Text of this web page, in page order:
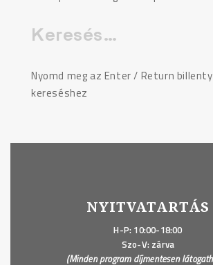
Keresés:
Nyomd meg az Enter / Return
kereséshez
NYITVATARTÁS
H-P: 10:00-18:00
Szo-V: zárva
(Minden program díjmentesen